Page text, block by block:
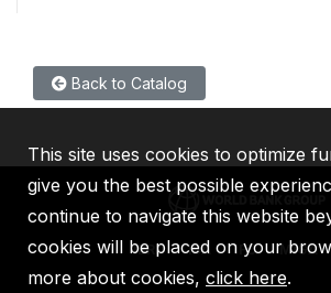
Back to Catalog
IBRD IDA IFC MIGA
This site uses cookies to optimize
give you the best possible
continue to navigate this website
cookies will be placed on your
more about cookies, click here.